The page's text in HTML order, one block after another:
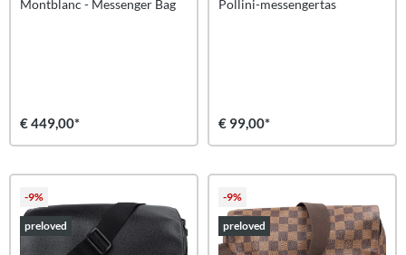
Montblanc - Messenger Bag
€ 449,00*
Pollini-messengertas
€ 99,00*
-9%
preloved
-9%
preloved